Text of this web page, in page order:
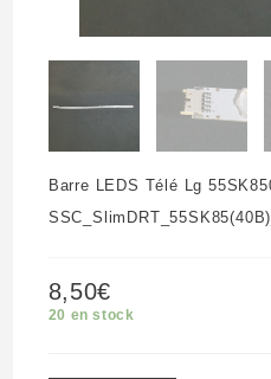
Barre LEDS Télé Lg
8,50€
20 en stock